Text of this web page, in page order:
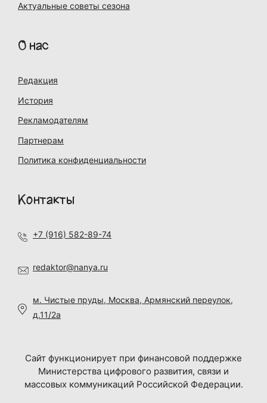
Актуальные советы сезона
О нас
Редакция
История
Рекламодателям
Партнерам
Политика конфиденциальности
Контакты
+7 (916) 582-89-74
redaktor@nanya.ru
м. Чистые пруды, Москва, Армянский переулок,
д.11/2а
Сайт функционирует при финансовой поддержке
Министерства цифрового развития, связи и
массовых коммуникаций Российской Федерации.